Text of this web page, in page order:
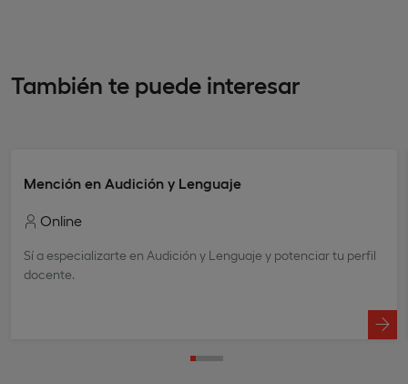
También te puede interesar
Mención en Audición y Lenguaje
Online
Sí a especializarte en Audición y Lenguaje y potenciar tu perfil
docente.